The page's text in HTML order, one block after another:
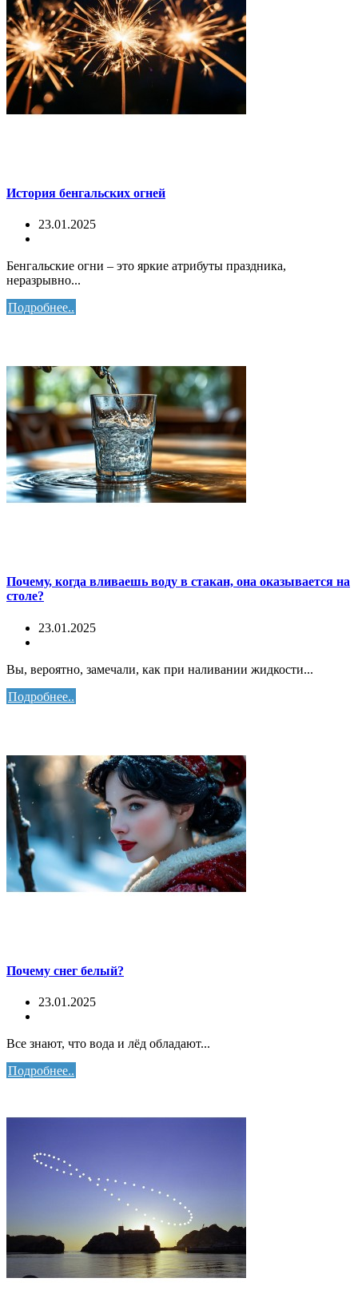
История бенгальских огней
23.01.2025
Бенгальские огни – это яркие атрибуты праздника,
неразрывно...
Подробнее..
Почему, когда вливаешь воду в стакан, она оказывается на
столе?
23.01.2025
Вы, вероятно, замечали, как при наливании жидкости...
Подробнее..
Почему снег белый?
23.01.2025
Все знают, что вода и лёд обладают...
Подробнее..